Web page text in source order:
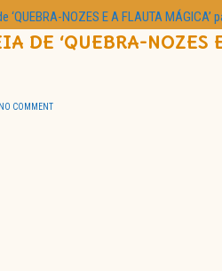
NOZES E A FLAUTA MÁGICA’
DE ‘QUEBRA-NOZES
NO COMMENT